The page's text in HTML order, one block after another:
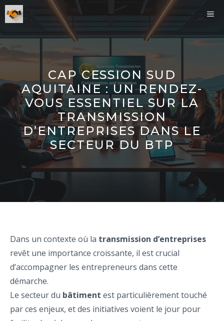
Aller
au
contenu
CAP CESSION SUD
AQUITAINE : UN RENDEZ-
VOUS ESSENTIEL SUR LA
TRANSMISSION
D’ENTREPRISES DANS LE
SECTEUR DU BTP
Dans un contexte où la transmission d’entreprises
revêt une importance croissante, il est crucial
d’accompagner les entrepreneurs dans cette
démarche.
Le secteur du bâtiment est particulièrement touché
par ces enjeux, et des initiatives voient le jour pour